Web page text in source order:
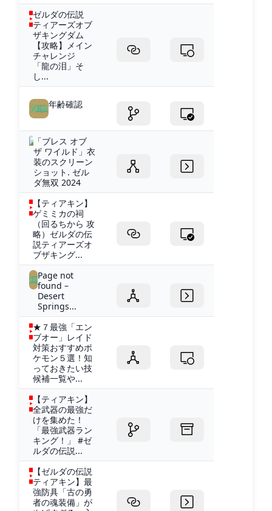
ゼルダの伝説
ティアーズオブ
ザキングダム
【攻略】メイン
チャレンジ
「龍の泪」そ
し...
年齢確認
「ブレス オブ
ザ ワイルド」衣
装のスクリーン
ショット. ゼル
ダ無双 2024
【ティアキン】
ゲミミカの祠
（回るちから 攻
略）ゼルダの伝
説ティアーズオ
ブザキング...
Page not
found –
Desert
Springs...
★７最強「エン
ブオー」レイド
対策おすすめポ
ケモン５選！知
っておきたい技
候補一覧や...
【ティアキン】
全武器の最強だ
けを集めた！
「最強武器ラン
キング！」 #ゼ
ルダの伝説...
【ゼルダの伝説
ティアキン】最
強防具「古の勇
者の魂装備」が